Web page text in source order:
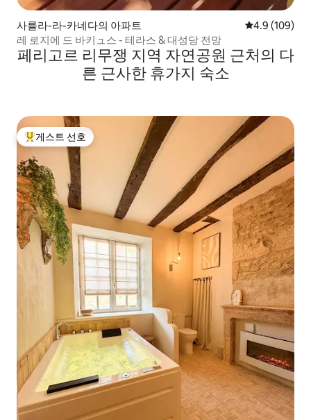
사를라-라-카네다의 아파트 평점 4.9점(5
4.9 (109)
레 로지에 드 바키ュ스 - 테라스 & 대성당 전망
페리고르 리무쟁 지역 자연공원 근처의 다
른 근사한 휴가지 숙소
상위 게스트 선호
게스트 선호